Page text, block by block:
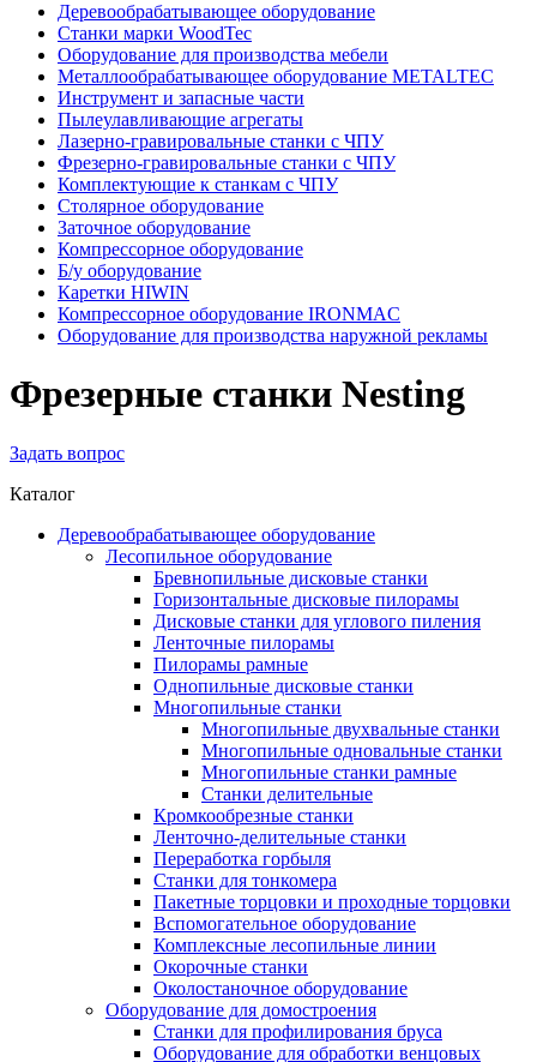
Деревообрабатывающее оборудование
Станки марки WoodTec
Оборудование для производства мебели
Металлообрабатывающее оборудование METALTEC
Инструмент и запасные части
Пылеулавливающие агрегаты
Лазерно-гравировальные станки с ЧПУ
Фрезерно-гравировальные станки с ЧПУ
Комплектующие к станкам с ЧПУ
Столярное оборудование
Заточное оборудование
Компрессорное оборудование
Б/у оборудование
Каретки HIWIN
Компрессорное оборудование IRONMAC
Оборудование для производства наружной рекламы
Фрезерные станки Nesting
Задать вопрос
Каталог
Деревообрабатывающее оборудование
Лесопильное оборудование
Бревнопильные дисковые станки
Горизонтальные дисковые пилорамы
Дисковые станки для углового пиления
Ленточные пилорамы
Пилорамы рамные
Однопильные дисковые станки
Многопильные станки
Многопильные двухвальные станки
Многопильные одновальные станки
Многопильные станки рамные
Станки делительные
Кромкообрезные станки
Ленточно-делительные станки
Переработка горбыля
Станки для тонкомера
Пакетные торцовки и проходные торцовки
Вспомогательное оборудование
Комплексные лесопильные линии
Окорочные станки
Околостаночное оборудование
Оборудование для домостроения
Станки для профилирования бруса
Оборудование для обработки венцовых